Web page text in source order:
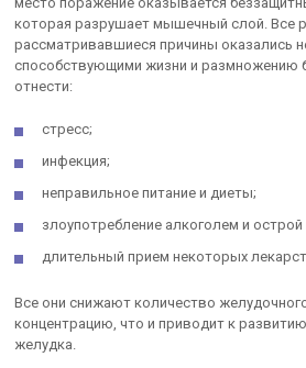
которая разрушает мышечный слой. Все
рассматривавшиеся причины оказались
способствующими жизни и размножению
отнести:
стресс;
инфекция;
неправильное питание и диеты;
злоупотребление алкоголем и острой
длительный прием некоторых
Все они снижают количество
концентрацию, что и приводит к
желудка.